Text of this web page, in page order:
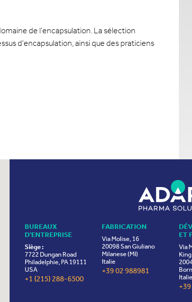
de l'encapsulation. La sélection
d'encapsulation, ainsi que des praticiens
BUREAUX
D'ENTREPRISE
Siège :
7722 Dungan Road
Philadelphie, PA 19111
USA
+1 (215) 288-6500
FABRICATION
Via Molise, 16
20098 San Giuliano
Milanese (MI)
Italie
+39 02 988981
ET
Via
Italie